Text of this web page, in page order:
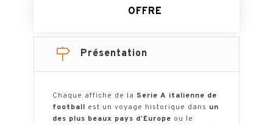
OFFRE
Présentation
Chaque affiche de la Serie A italienne de
football est un voyage historique dans un
des plus beaux pays d’Europe ou le